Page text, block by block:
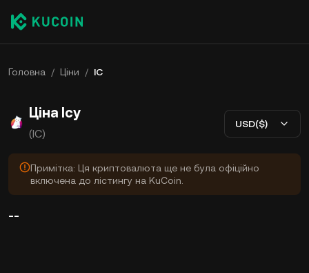
Головна / Ціни / IC
Ціна Icy
(IC)
USD($)
Примітка: Ця криптовалюта ще не була офіційно
включена до лістингу на KuCoin.
--